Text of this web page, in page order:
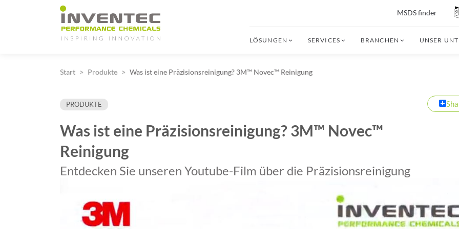
Main Navigation
MSDS finder
LÖSUNGEN SERVICES BRANCHEN UNSER
Start Produkte Was ist eine Präzisionsreinigung? 3M™ Novec™ Reinigung
PRODUKTE
Was ist eine Präzisionsreinigung? 3M™ Novec™
Reinigung
Entdecken Sie unseren Youtube-Film über die Präzisionsreinigung